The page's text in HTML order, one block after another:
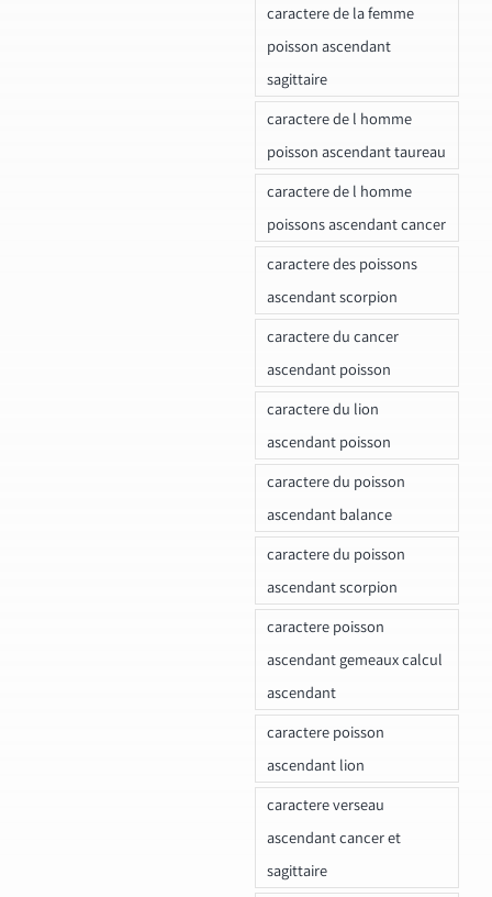
caractere de la femme
poisson ascendant
sagittaire
caractere de l homme
poisson ascendant taureau
caractere de l homme
poissons ascendant cancer
caractere des poissons
ascendant scorpion
caractere du cancer
ascendant poisson
caractere du lion
ascendant poisson
caractere du poisson
ascendant balance
caractere du poisson
ascendant scorpion
caractere poisson
ascendant gemeaux calcul
ascendant
caractere poisson
ascendant lion
caractere verseau
ascendant cancer et
sagittaire